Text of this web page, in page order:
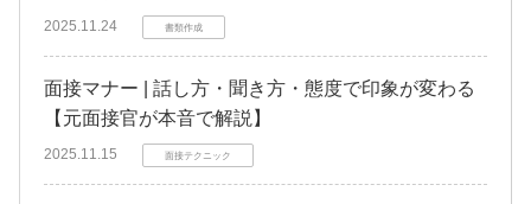
2025.11.24 書類作成
面接マナー | 話し方・聞き方・態度で印象が変わる
【元面接官が本音で解説】
2025.11.15 面接テクニック